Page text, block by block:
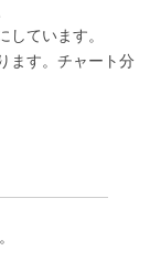
ています。
ます。チャート分